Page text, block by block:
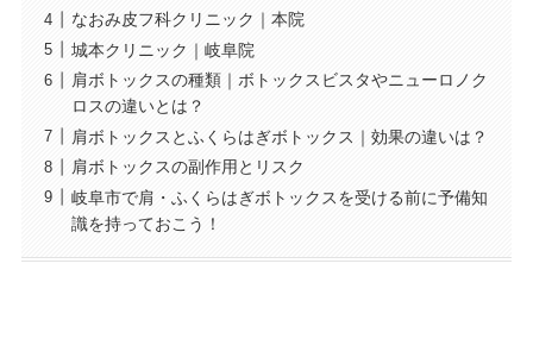
なおみ皮フ科クリニック｜本院
城本クリニック｜岐阜院
肩ボトックスの種類｜ボトックスビスタやニューロノク
ロスの違いとは？
肩ボトックスとふくらはぎボトックス｜効果の違いは？
肩ボトックスの副作用とリスク
岐阜市で肩・ふくらはぎボトックスを受ける前に予備知
識を持っておこう！